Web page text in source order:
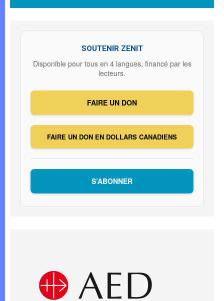
SOUTENIR ZENIT
Disponible pour tous en 4 langues, financé par les
lecteurs.
FAIRE UN DON
FAIRE UN DON EN DOLLARS CANADIENS
S’ABONNER